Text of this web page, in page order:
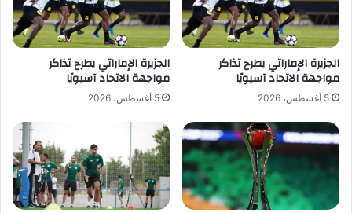
ا
ل
ي
و
د
و
ص
ة
ح
الجزيرة الإماراتي يطرح تذاكر
مواجهة الاتحاد آسيويًا
5 أغسطس، 2026
الجزيرة الإماراتي يطرح تذاكر
مواجهة الاتحاد آسيويًا
5 أغسطس، 2026